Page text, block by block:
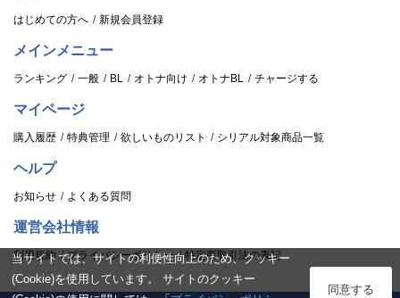
はじめての方へ 新規会員登録
メインメニュー
ランキング 一般 BL オトナ向け オトナBL チャージする
マイページ
購入履歴 特典管理 欲しいものリスト シリアル対象商品一覧
ヘルプ
お知らせ よくある質問
運営会社情報
利用規約 プライバシーポリシー 特定商取引法の表記
当サイトでは、サイトの利便性向上のため、クッキー
(Cookie)を使用しています。 サイトのクッキー
同意する